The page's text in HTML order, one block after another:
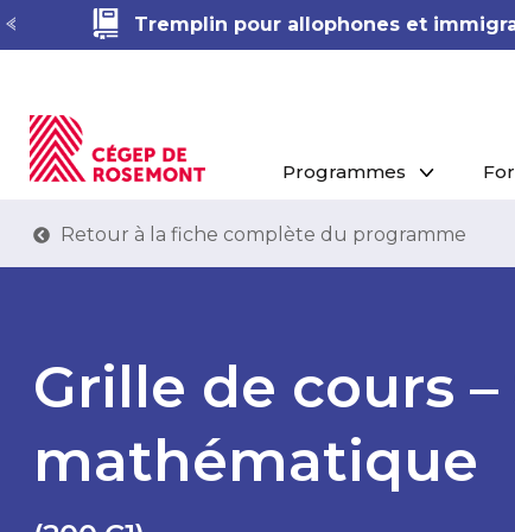
Tremplin pour allophones et
Programmes
Retour à la fiche complète du programme
Grille de cours
mathématique